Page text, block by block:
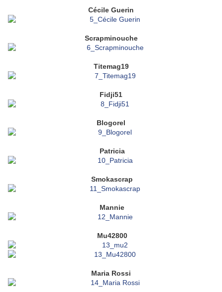
Cécile Guerin
Scrapminouche
Titemag19
Fidji51
Blogorel
Patricia
Smokascrap
Mannie
Mu42800
Maria Rossi